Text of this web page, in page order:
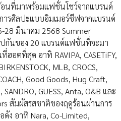
นที่มาพร้อมแฟชั่นโชว์จากแบรนด์
ารศิลปะแบบอิมเมอร์ซีฟจากแบรนด์
28 มีนาคม 2568 Summer
ปกันของ 20 แบรนด์แฟชั่นที่จะมา
อตที่สุด อาทิ RAVIPA, CASETiFY,
MLB, CROCS,
Good Goods, Hug Craft,
GUESS, Anta, O&B และ
สัมผัสรสชาติของฤดูร้อนผ่านการ
ดัง อาทิ Nara, Co-Limited,